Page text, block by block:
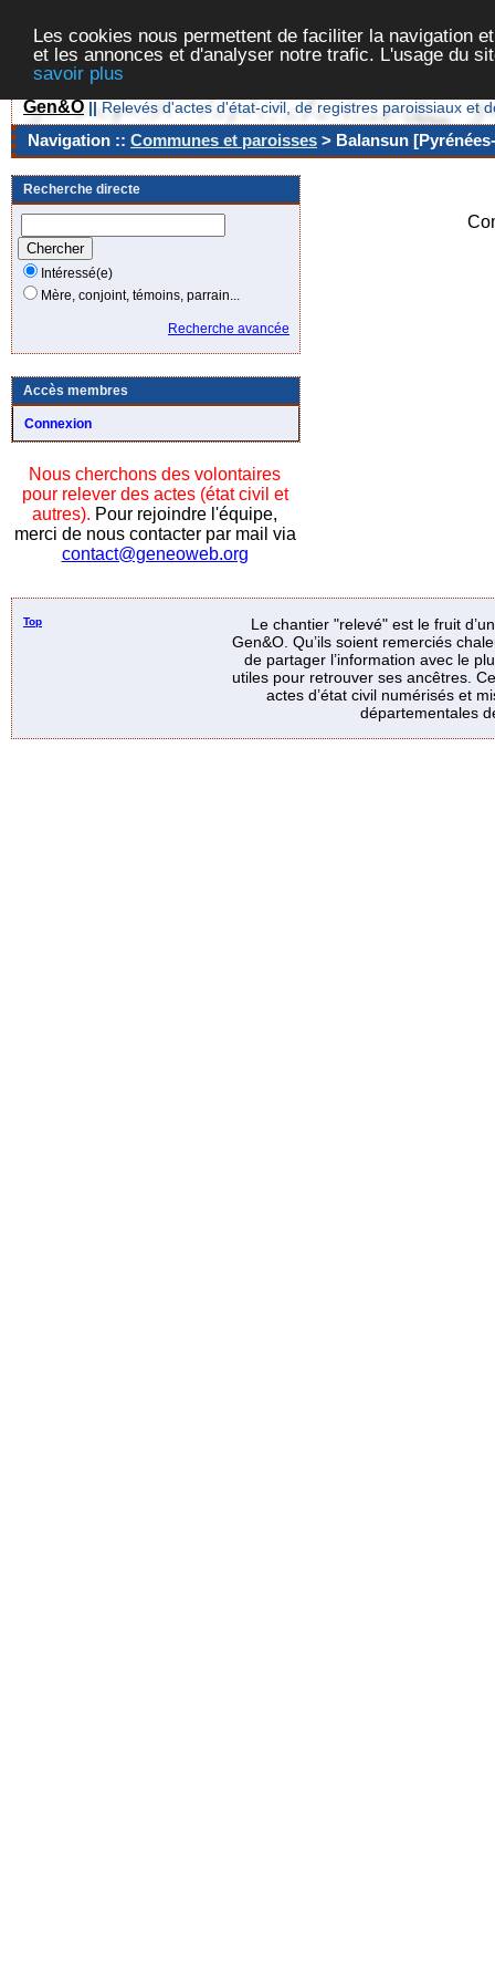
Les cookies nous permettent de faciliter la navigation
et les annonces et d'analyser notre trafic. L'usage du
savoir plus
Gen&O || Relevés d'actes d'état-civil, de registres paroissiaux et
Navigation :: Communes et paroisses > Balansun
Recherche directe
Intéressé(e)
Mère, conjoint, témoins, parrain...
Recherche avancée
Accès membres
Connexion
Nous cherchons des volontaires
pour relever des actes (état civil et
autres). Pour rejoindre l'équipe,
merci de nous contacter par mail via
contact@geneoweb.org
Top
Le chantier "relevé" est le fruit
Gen&O. Qu’ils soient remerciés
de partager l’information avec le
utiles pour retrouver ses ancêtres.
actes d’état civil numérisés et
départementales